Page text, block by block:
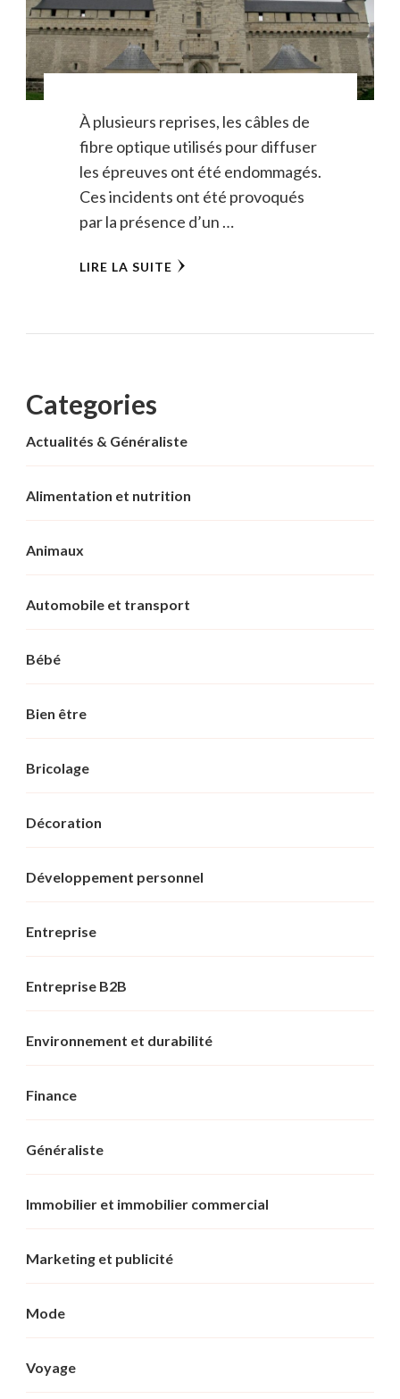
À plusieurs reprises, les câbles de
fibre optique utilisés pour diffuser
les épreuves ont été endommagés.
Ces incidents ont été provoqués
par la présence d’un …
LIRE LA SUITE
Categories
Actualités & Généraliste
Alimentation et nutrition
Animaux
Automobile et transport
Bébé
Bien être
Bricolage
Décoration
Développement personnel
Entreprise
Entreprise B2B
Environnement et durabilité
Finance
Généraliste
Immobilier et immobilier commercial
Marketing et publicité
Mode
Voyage